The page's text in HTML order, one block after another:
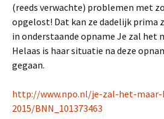
(reeds verwachte) problemen met
opgelost! Dat kan ze dadelijk prima
in onderstaande opname Je zal het
Helaas is haar situatie na deze
gegaan.
http://www.npo.nl/je-zal-het-maar-
2015/BNN_101373463